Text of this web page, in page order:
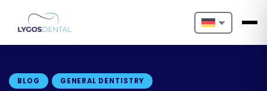
Nederlands
BLOG GENERAL DENTISTRY